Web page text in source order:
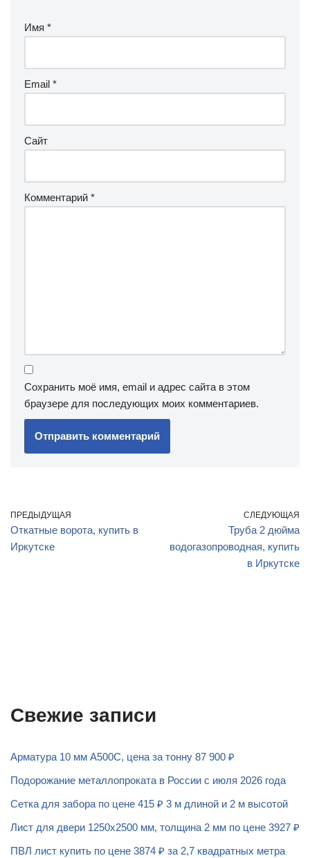
Имя *
Email *
Сайт
Комментарий *
Сохранить моё имя, email и адрес сайта в этом
браузере для последующих моих комментариев.
ПРЕДЫДУЩАЯ
Откатные ворота, купить в
Иркутске
СЛЕДУЮЩАЯ
Труба 2 дюйма
водогазопроводная, купить
в Иркутске
Свежие записи
Арматура 10 мм А500С, цена за тонну 87 900 ₽
Подорожание металлопроката в России с июля 2026 года
Сетка для забора по цене 415 ₽ 3 м длиной и 2 м высотой
Лист для двери 1250х2500 мм, толщина 2 мм по цене 3927 ₽
ПВЛ лист купить по цене 3874 ₽ за 2,7 квадратных метра